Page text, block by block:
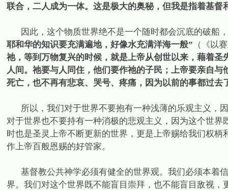
联合，二人成为一体。这是极大的奥秘，但我是指着基督
因此，这个物质世界绝不是一个随时都会沉底的破船
耶和华的知识要充满遍地，好像水充满洋海一般” （《以
祂，等到万物复兴的时候，就是上帝从创世以来，藉着圣
人间。祂要与人同住，他们要作祂的子民；上帝要亲自
死亡，也不再有悲哀、哭号、疼痛，因为以前的事都过去
所以，我们对于世界不要抱有一种浅薄的乐观主义，
对于世界也不要持有一种消极的悲观主义，因为这个世
时也是圣灵上帝不断更新的世界，更是上帝赐给我们权
作上帝百般恩赐的好管家。
基督教公共神学必须有健全的世界观。我们必须本着
界。我们对这个世界既不能盲目崇拜，也不能盲目敌视